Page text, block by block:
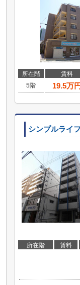
所在階 賃料
5階
19.5万円
シンプルライ
所在階 賃料